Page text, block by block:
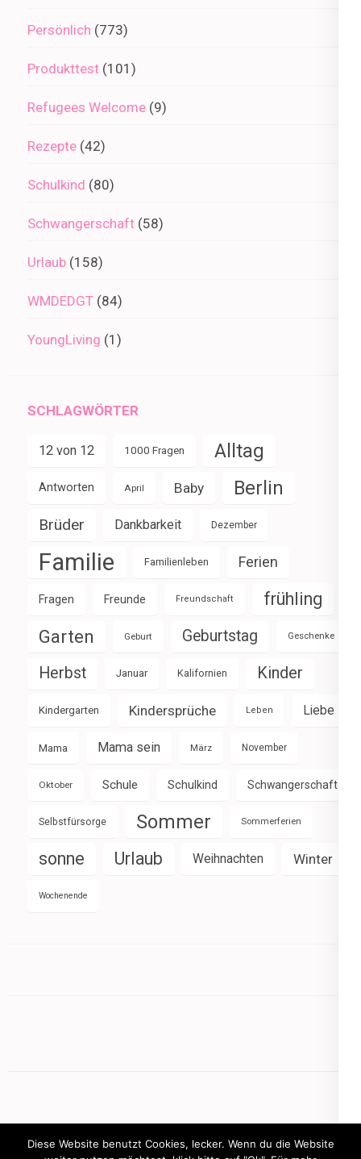
Persönlich (773)
Produkttest (101)
Refugees Welcome (9)
Rezepte (42)
Schulkind (80)
Schwangerschaft (58)
Urlaub (158)
WMDEDGT (84)
YoungLiving (1)
SCHLAGWÖRTER
12 von 12 1000 Fragen Alltag
Antworten April Baby Berlin
Brüder Dankbarkeit Dezember
Familie Familienleben Ferien
Fragen Freunde Freundschaft frühling
Garten Geburt Geburtstag Geschenke
Herbst Januar Kalifornien Kinder
Kindergarten Kindersprüche Leben Liebe
Mama Mama sein März November
Oktober Schule Schulkind Schwangerschaft
Selbstfürsorge Sommer Sommerferien
sonne Urlaub Weihnachten Winter
Wochenende
Diese Website benutzt Cookies, lecker. Wenn du die Website